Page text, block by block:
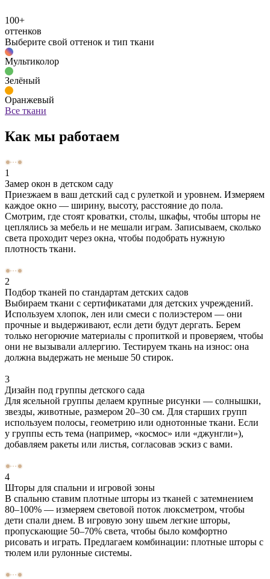
100+
оттенков
Выберите свой оттенок и тип ткани
Мультиколор
Зелёный
Оранжевый
Все ткани
Как мы работаем
1
Замер окон в детском саду
Приезжаем в ваш детский сад с рулеткой и уровнем. Измеряем
каждое окно — ширину, высоту, расстояние до пола.
Смотрим, где стоят кроватки, столы, шкафы, чтобы шторы не
цеплялись за мебель и не мешали играм. Записываем, сколько
света проходит через окна, чтобы подобрать нужную
плотность ткани.
2
Подбор тканей по стандартам детских садов
Выбираем ткани с сертификатами для детских учреждений.
Используем хлопок, лен или смеси с полиэстером — они
прочные и выдерживают, если дети будут дергать. Берем
только негорючие материалы с пропиткой и проверяем, чтобы
они не вызывали аллергию. Тестируем ткань на износ: она
должна выдержать не меньше 50 стирок.
3
Дизайн под группы детского сада
Для ясельной группы делаем крупные рисунки — солнышки,
звезды, животные, размером 20–30 см. Для старших групп
используем полосы, геометрию или однотонные ткани. Если
у группы есть тема (например, «космос» или «джунгли»),
добавляем ракеты или листья, согласовав эскиз с вами.
4
Шторы для спальни и игровой зоны
В спальню ставим плотные шторы из тканей с затемнением
80–100% — измеряем световой поток люксметром, чтобы
дети спали днем. В игровую зону шьем легкие шторы,
пропускающие 50–70% света, чтобы было комфортно
рисовать и играть. Предлагаем комбинации: плотные шторы с
тюлем или рулонные системы.